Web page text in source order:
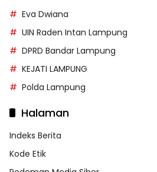
Eva Dwiana
UIN Raden Intan Lampung
DPRD Bandar Lampung
KEJATI LAMPUNG
Polda Lampung
Halaman
Indeks Berita
Kode Etik